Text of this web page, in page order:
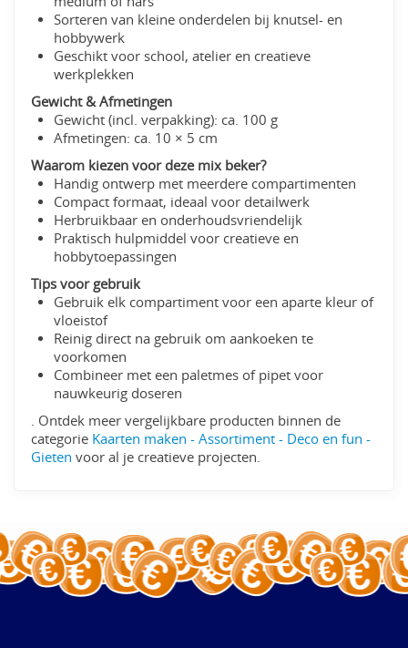
Sorteren van kleine onderdelen bij knutsel- en
hobbywerk
Geschikt voor school, atelier en creatieve
werkplekken
Gewicht & Afmetingen
Gewicht (incl. verpakking): ca. 100 g
Afmetingen: ca. 10 × 5 cm
Waarom kiezen voor deze mix beker?
Handig ontwerp met meerdere compartimenten
Compact formaat, ideaal voor detailwerk
Herbruikbaar en onderhoudsvriendelijk
Praktisch hulpmiddel voor creatieve en
hobbytoepassingen
Tips voor gebruik
Gebruik elk compartiment voor een aparte kleur of
vloeistof
Reinig direct na gebruik om aankoeken te
voorkomen
Combineer met een paletmes of pipet voor
nauwkeurig doseren
. Ontdek meer vergelijkbare producten binnen de
categorie Kaarten maken - Assortiment - Deco en fun -
Gieten voor al je creatieve projecten.